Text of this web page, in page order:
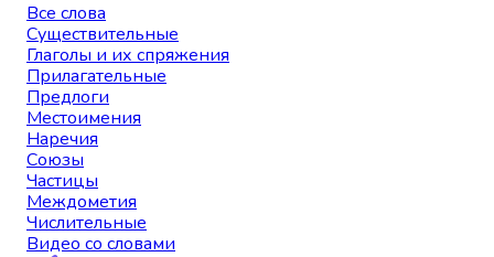
Все слова
Существительные
Глаголы и их спряжения
Прилагательные
Предлоги
Местоимения
Наречия
Союзы
Частицы
Междометия
Числительные
Видео со словами